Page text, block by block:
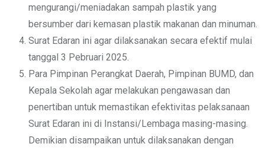
mengurangi/meniadakan sampah plastik yang
bersumber dari kemasan plastik makanan dan minuman.
Surat Edaran ini agar dilaksanakan secara efektif mulai
tanggal 3 Pebruari 2025.
Para Pimpinan Perangkat Daerah, Pimpinan BUMD, dan
Kepala Sekolah agar melakukan pengawasan dan
penertiban untuk memastikan efektivitas pelaksanaan
Surat Edaran ini di Instansi/Lembaga masing-masing.
Demikian disampaikan untuk dilaksanakan dengan